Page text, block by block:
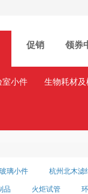
室小件 生物耗材
促销 领券
璃小件 杭州北木滤
品 火炬试管